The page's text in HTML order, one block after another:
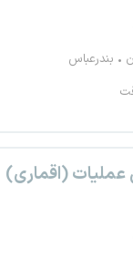
بندرعباس
(اقماری)